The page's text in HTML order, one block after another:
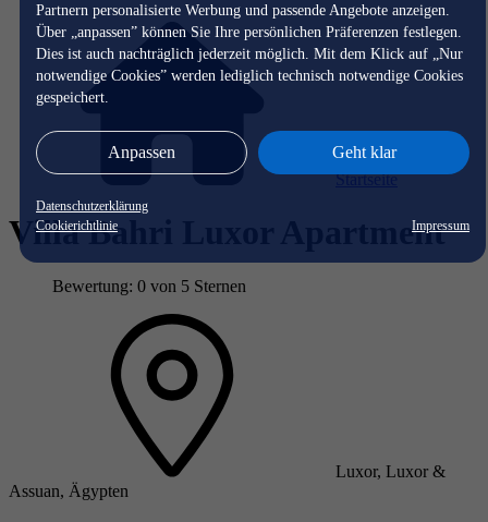
Partnern personalisierte Werbung und passende Angebote anzeigen.
Über „anpassen” können Sie Ihre persönlichen Präferenzen festlegen.
Dies ist auch nachträglich jederzeit möglich. Mit dem Klick auf „Nur
notwendige Cookies” werden lediglich technisch notwendige Cookies
gespeichert.
Anpassen Geht klar
Datenschutzerklärung
Cookierichtlinie
Impressum
Startseite
Villa Bahri Luxor Apartment
Bewertung: 0 von 5 Sternen
Luxor, Luxor &
Assuan, Ägypten